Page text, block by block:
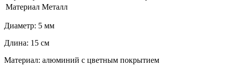
Материал Металл
Диаметр: 5 мм
Длина: 15 см
Материал: алюминий с цветным покрытием